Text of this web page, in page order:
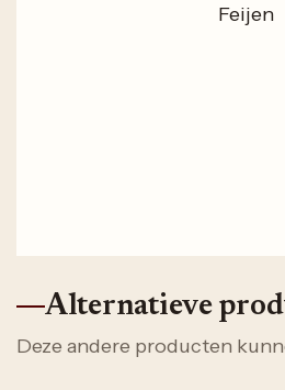
Feijen
Alternatieve
Deze andere producten